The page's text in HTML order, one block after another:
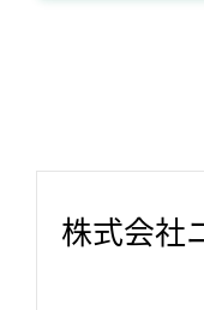
株式会社